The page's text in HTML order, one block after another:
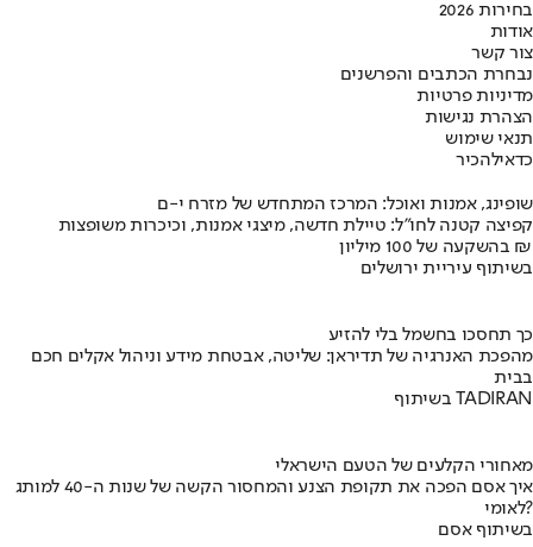
בחירות 2026
אודות
צור קשר
נבחרת הכתבים והפרשנים
מדיניות פרטיות
הצהרת נגישות
תנאי שימוש
כדאילהכיר
שופינג, אמנות ואוכל: המרכז המתחדש של מזרח י-ם
קפיצה קטנה לחו"ל: טיילת חדשה, מיצגי אמנות, וכיכרות משופצות
בהשקעה של 100 מיליון ₪
בשיתוף עיריית ירושלים
כך תחסכו בחשמל בלי להזיע
מהפכת האנרגיה של תדיראן: שליטה, אבטחת מידע וניהול אקלים חכם
בבית
בשיתוף TADIRAN
מאחורי הקלעים של הטעם הישראלי
איך אסם הפכה את תקופת הצנע והמחסור הקשה של שנות ה-40 למותג
לאומי?
בשיתוף אסם